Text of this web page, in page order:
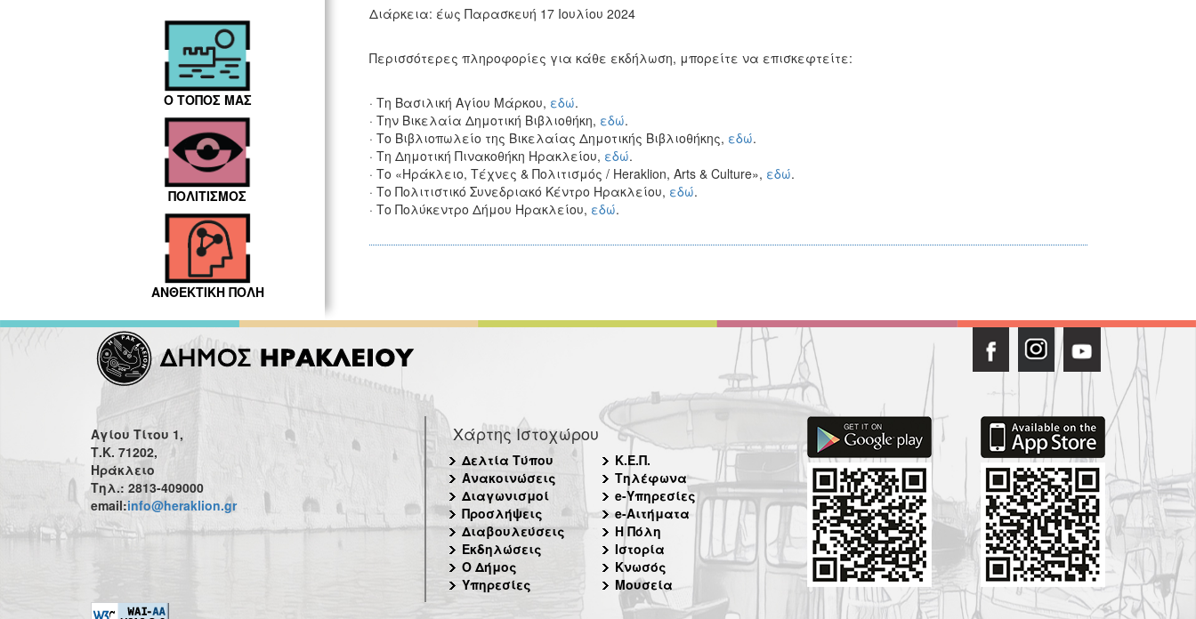
Ο ΤΟΠΟΣ ΜΑΣ
ΠΟΛΙΤΙΣΜΟΣ
ΑΝΘΕΚΤΙΚΗ ΠΟΛΗ
Διάρκεια: έως Παρασκευή 17 Ιουλίου 2024
Περισσότερες πληροφορίες για κάθε εκδήλωση, μπορείτε να επισκεφτείτε:
· Τη Βασιλική Αγίου Μάρκου, εδώ.
· Την Βικελαία Δημοτική Βιβλιοθήκη, εδώ.
· Το Βιβλιοπωλείο της Βικελαίας Δημοτικής Βιβλιοθήκης, εδώ.
· Τη Δημοτική Πινακοθήκη Ηρακλείου, εδώ.
· Το «Ηράκλειο, Τέχνες & Πολιτισμός / Heraklion, Arts & Culture», εδώ.
· Το Πολιτιστικό Συνεδριακό Κέντρο Ηρακλείου, εδώ.
· Το Πολύκεντρο Δήμου Ηρακλείου, εδώ.
Αγίου Τίτου 1,
Τ.Κ. 71202,
Ηράκλειο
Τηλ.: 2813-409000
email:info@heraklion.gr
Χάρτης Ιστοχώρου
Δελτία Τύπου
Ανακοινώσεις
Διαγωνισμοί
Προσλήψεις
Διαβουλεύσεις
Εκδηλώσεις
Ο Δήμος
Υπηρεσίες
Κ.Ε.Π.
Τηλέφωνα
e-Υπηρεσίες
e-Αιτήματα
Η Πόλη
Ιστορία
Κνωσός
Μουσεία